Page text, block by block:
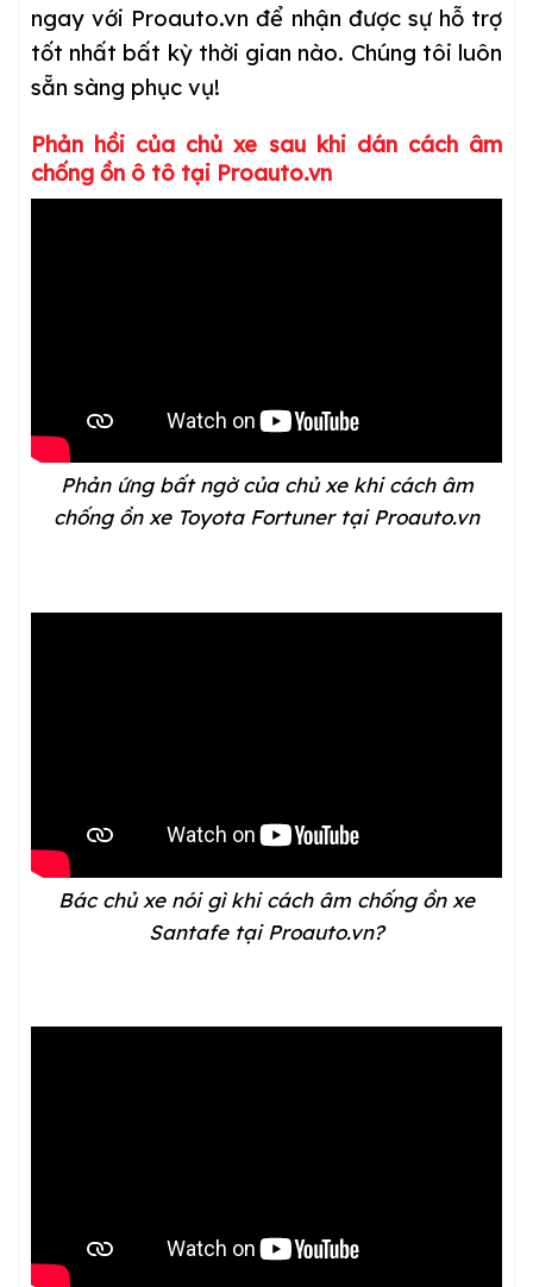
ngay với Proauto.vn để nhận được sự hỗ trợ
tốt nhất bất kỳ thời gian nào. Chúng tôi luôn
sẵn sàng phục vụ!
Phản hồi của chủ xe sau khi dán cách âm
chống ồn ô tô tại Proauto.vn
Phản ứng bất ngờ của chủ xe khi cách âm
chống ồn xe Toyota Fortuner tại Proauto.vn
Bác chủ xe nói gì khi cách âm chống ồn xe
Santafe tại Proauto.vn?